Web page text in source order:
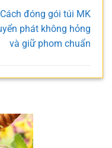
Cách đóng gói túi MK
phát không hỏng
và giữ phom chuẩn